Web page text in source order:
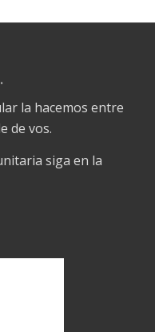
la hacemos entre
de vos.
siga en la